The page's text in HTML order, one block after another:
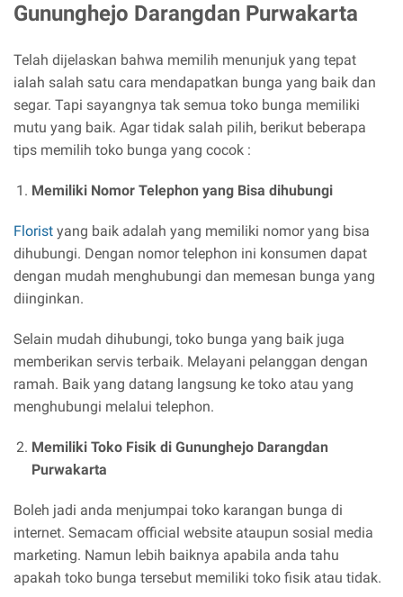
Gununghejo Darangdan Purwakarta
Telah dijelaskan bahwa memilih menunjuk yang tepat
ialah salah satu cara mendapatkan bunga yang baik dan
segar. Tapi sayangnya tak semua toko bunga memiliki
mutu yang baik. Agar tidak salah pilih, berikut beberapa
tips memilih toko bunga yang cocok :
Memiliki Nomor Telephon yang Bisa dihubungi
Florist yang baik adalah yang memiliki nomor yang bisa
dihubungi. Dengan nomor telephon ini konsumen dapat
dengan mudah menghubungi dan memesan bunga yang
diinginkan.
Selain mudah dihubungi, toko bunga yang baik juga
memberikan servis terbaik. Melayani pelanggan dengan
ramah. Baik yang datang langsung ke toko atau yang
menghubungi melalui telephon.
Memiliki Toko Fisik di Gununghejo Darangdan
Purwakarta
Boleh jadi anda menjumpai toko karangan bunga di
internet. Semacam official website ataupun sosial media
marketing. Namun lebih baiknya apabila anda tahu
apakah toko bunga tersebut memiliki toko fisik atau tidak.